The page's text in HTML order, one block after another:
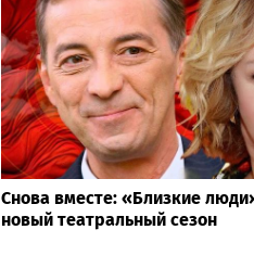
Снова вместе: «Близкие
новый театральный сезон